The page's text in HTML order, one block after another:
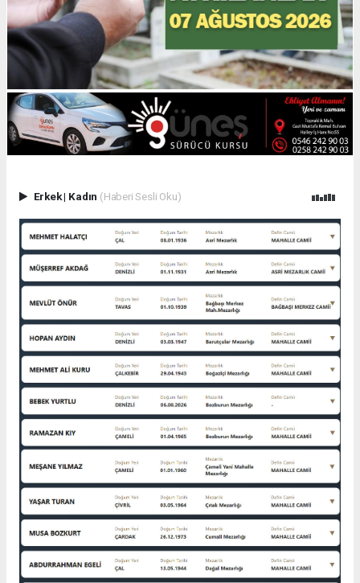
Erkek| Kadın (Haberi Sesli Oku)